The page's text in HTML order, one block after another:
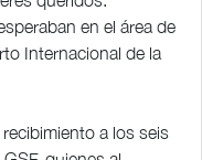
en el área de
Internacional de la
a los seis